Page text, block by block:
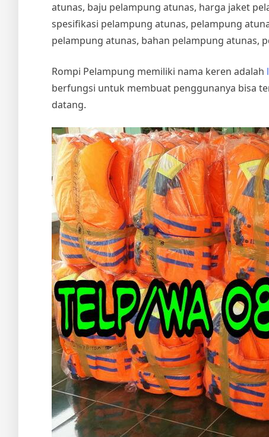
atunas, baju pelampung atunas, harga jaket
spesifikasi pelampung atunas, pelampung
pelampung atunas, bahan pelampung atunas,
Rompi Pelampung memiliki nama keren adalah
berfungsi untuk membuat penggunanya bisa
datang.